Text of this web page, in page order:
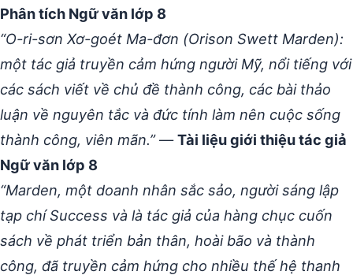
Phân tích Ngữ văn lớp 8
“O-ri-sơn Xơ-goét Ma-đơn (Orison Swett Marden):
một tác giả truyền cảm hứng người Mỹ, nổi tiếng với
các sách viết về chủ đề thành công, các bài thảo
luận về nguyên tắc và đức tính làm nên cuộc sống
thành công, viên mãn.”—Tài liệu giới thiệu tác giả
Ngữ văn lớp 8
“Marden, một doanh nhân sắc sảo, người sáng lập
tạp chí Success và là tác giả của hàng chục cuốn
sách về phát triển bản thân, hoài bão và thành
công, đã truyền cảm hứng cho nhiều thế hệ thanh